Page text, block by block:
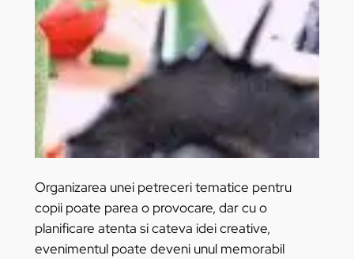
Organizarea unei petreceri tematice pentru
copii poate parea o provocare, dar cu o
planificare atenta si cateva idei creative,
evenimentul poate deveni unul memorabil